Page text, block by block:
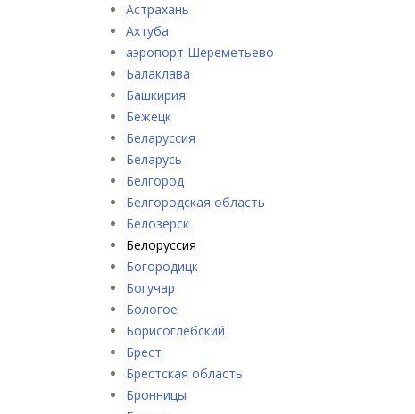
Астрахань
Ахтуба
аэропорт Шереметьево
Балаклава
Башкирия
Бежецк
Беларуссия
Беларусь
Белгород
Белгородская область
Белозерск
Белоруссия
Богородицк
Богучар
Бологое
Борисоглебский
Брест
Брестская область
Бронницы